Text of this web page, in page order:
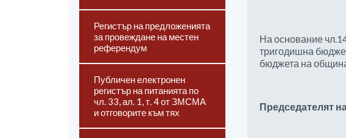
Регистър на предложенията
за провеждане на местен
референдум
Публичен електронен
регистър на питанията по
чл. 33, ал. 1, т. 4 от ЗМСМА
и отговорите към тях
На основание
тригодишна
бюджета на
Председателят